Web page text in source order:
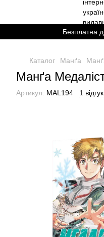
Безплатна
Каталог Манґа
Манґа
Артикул: MAL194 1 відгук